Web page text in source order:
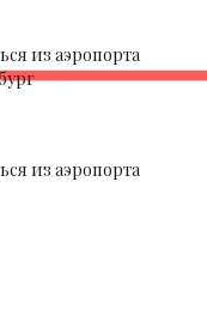
из аэропорта
из аэропорта